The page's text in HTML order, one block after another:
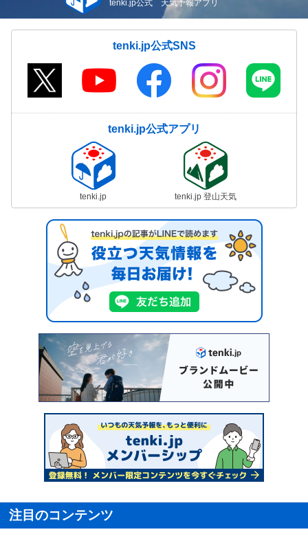
tenki.jp公式 天気予報アプリ
tenki.jp公式SNS
tenki.jp公式アプリ
tenki.jp tenki.jp 登山天気
注目のコンテンツ